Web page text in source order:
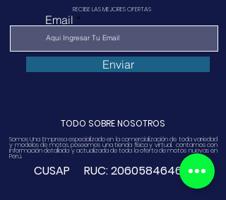
RECIBE LAS MEJORES OFERTAS
Email
Enviar
TODO SOBRE NOSOTROS
Somos Una Empresa especializado en la comercialización de toda variedad
y modelos de motos, poseemos una tienda física y virtual. contamos con
información detallada y actualizada de toda la oferta de motos nuevas en
Perú.
CUSAP RUC:20605846468